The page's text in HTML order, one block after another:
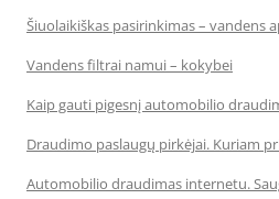
Šiuolaikiškas pasirinkimas – vandens
Vandens filtrai namui – kokybei
Kaip gauti pigesnį automobilio
Draudimo paslaugų pirkėjai. Kuriam
Automobilio draudimas internetu.